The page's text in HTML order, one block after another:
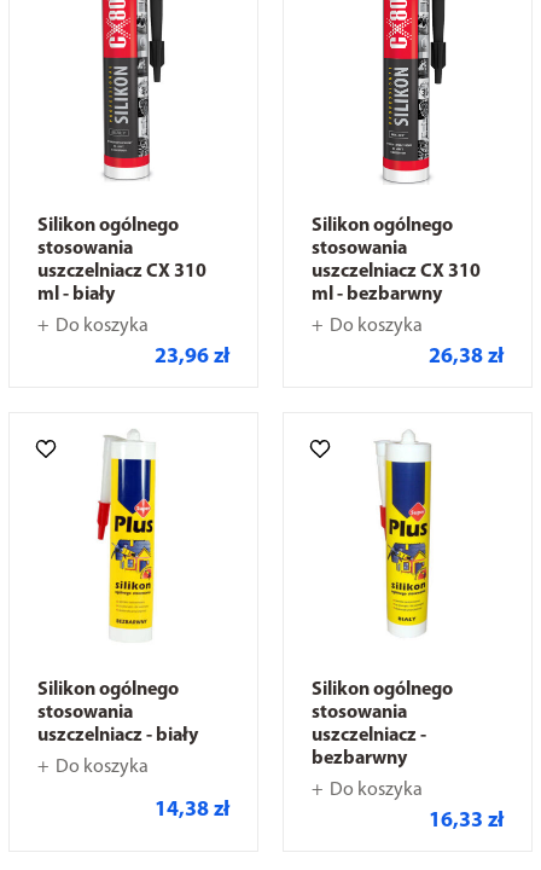
Silikon ogólnego
stosowania
uszczelniacz CX 310
ml - biały
Do koszyka
23,96 zł
Silikon ogólnego
stosowania
uszczelniacz CX 310
ml - bezbarwny
Do koszyka
26,38 zł
Silikon ogólnego
stosowania
uszczelniacz - biały
Do koszyka
14,38 zł
Silikon ogólnego
stosowania
uszczelniacz -
bezbarwny
Do koszyka
16,33 zł